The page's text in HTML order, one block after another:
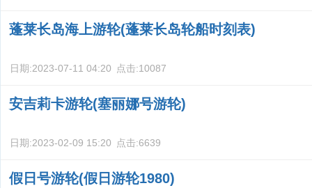
蓬莱长岛海上游轮(蓬莱长岛轮船时刻表)
日期:2023-07-11 04:20 点击:10087
安吉莉卡游轮(塞丽娜号游轮)
日期:2023-02-09 15:20 点击:6639
假日号游轮(假日游轮1980)